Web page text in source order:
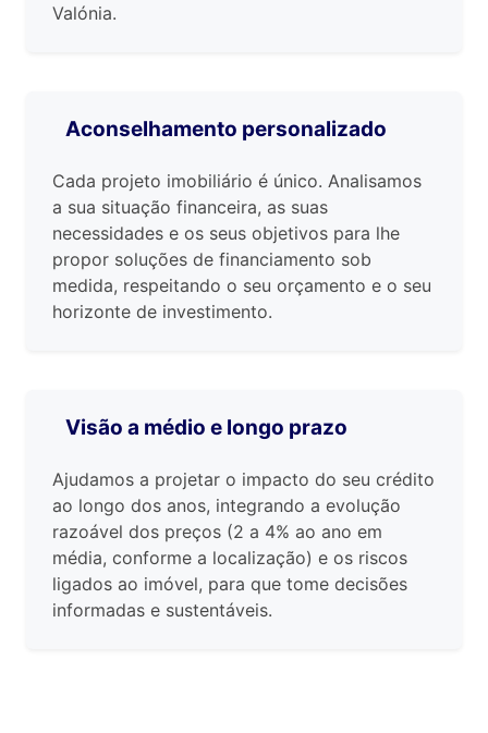
Valónia.
Aconselhamento personalizado
Cada projeto imobiliário é único. Analisamos
a sua situação financeira, as suas
necessidades e os seus objetivos para lhe
propor soluções de financiamento sob
medida, respeitando o seu orçamento e o seu
horizonte de investimento.
Visão a médio e longo prazo
Ajudamos a projetar o impacto do seu crédito
ao longo dos anos, integrando a evolução
razoável dos preços (2 a 4% ao ano em
média, conforme a localização) e os riscos
ligados ao imóvel, para que tome decisões
informadas e sustentáveis.